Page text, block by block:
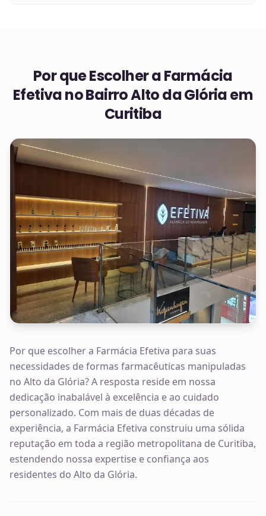
Por que Escolher a Farmácia
Efetiva noBairro Alto da Glória em
Curitiba
Por que escolher a Farmácia Efetiva para suas
necessidades de formas farmacêuticas manipuladas
no Alto da Glória? A resposta reside em nossa
dedicação inabalável à excelência e ao cuidado
personalizado. Com mais de duas décadas de
experiência, a Farmácia Efetiva construiu uma sólida
reputação em toda a região metropolitana de Curitiba,
estendendo nossa expertise e confiança aos
residentes do Alto da Glória.